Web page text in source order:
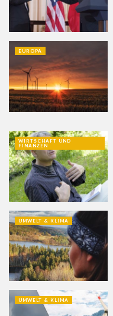
EUROPA
WIRTSCHAFT UND
FINANZEN
UMWELT & KLIMA
UMWELT & KLIMA